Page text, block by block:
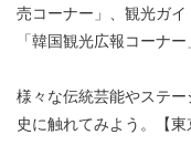
売コーナー」、観光ガ
「韓国観光広報コーナ
様々な伝統芸能やステ
史に触れてみよう。【東